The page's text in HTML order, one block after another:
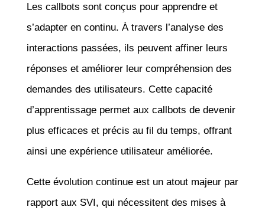
Les callbots sont conçus pour apprendre et
s’adapter en continu. À travers l’analyse des
interactions passées, ils peuvent affiner leurs
réponses et améliorer leur compréhension des
demandes des utilisateurs. Cette capacité
d’apprentissage permet aux callbots de devenir
plus efficaces et précis au fil du temps, offrant
ainsi une expérience utilisateur améliorée.
Cette évolution continue est un atout majeur par
rapport aux SVI, qui nécessitent des mises à